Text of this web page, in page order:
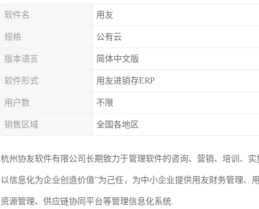
软件名 用友
规格 公有云
版本语言 简体中文版
软件形式 用友进销存ERP
用户数 不限
销售区域 全国各地区
杭州协友软件有限公司长期致力于管理软件的咨询、营销、培训、
以信息化为企业创造价值”为己任，为中小企业提供用友财务管理
资源管理、供应链协同平台等管理信息化系统.